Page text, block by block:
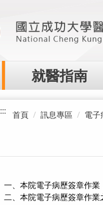
就醫指南
::: 首頁 訊息專區 電子
一、本院電子病歷簽章作業
二、本院電子病歷簽章作業